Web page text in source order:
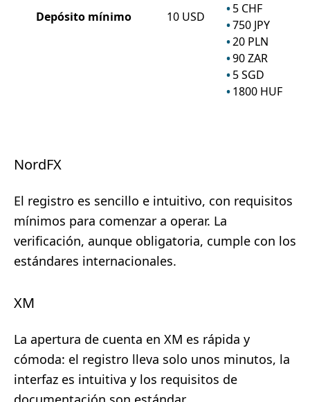
Depósito mínimo 10 USD
5 CHF
750 JPY
20 PLN
90 ZAR
5 SGD
1800 HUF
NordFX
El registro es sencillo e intuitivo, con requisitos
mínimos para comenzar a operar. La
verificación, aunque obligatoria, cumple con los
estándares internacionales.
XM
La apertura de cuenta en XM es rápida y
cómoda: el registro lleva solo unos minutos, la
interfaz es intuitiva y los requisitos de